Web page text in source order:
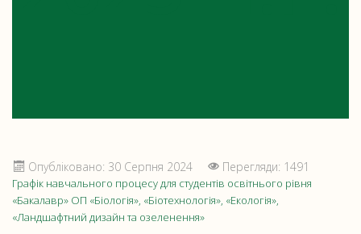
Опубліковано: 30 Серпня 2024 Перегляди: 1491
Графік навчального процесу для студентів освітнього рівня
«Бакалавр» ОП «Біологія», «Біотехнологія», «Екологія»,
«Ландшафтний дизайн та озеленення»